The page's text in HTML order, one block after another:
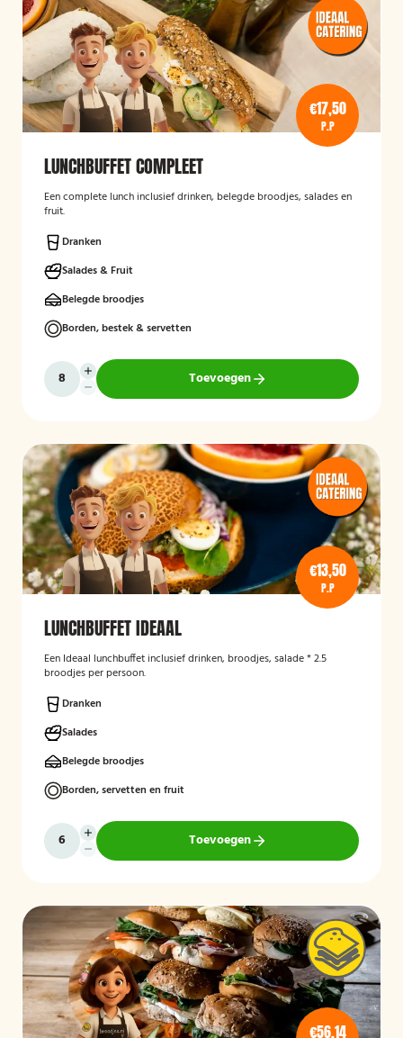
€17,50
P.P
LUNCHBUFFET COMPLEET
Een complete lunch inclusief drinken, belegde broodjes, salades en
fruit.
Dranken
Salades & Fruit
Belegde broodjes
Borden, bestek & servetten
Toevoegen
€13,50
P.P
LUNCHBUFFET IDEAAL
Een Ideaal lunchbuffet inclusief drinken, broodjes, salade * 2.5
broodjes per persoon.
Dranken
Salades
Belegde broodjes
Borden, servetten en fruit
Toevoegen
€56,14